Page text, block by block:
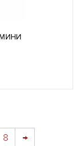
8 →